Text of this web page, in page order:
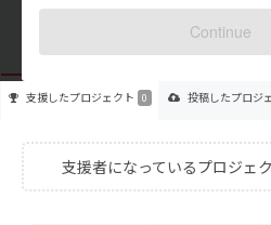
Continue
出身国：未設定
支援したプロジェクト 0 投稿したプロジ
支援者になっているプロジェ